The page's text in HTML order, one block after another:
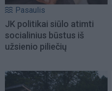
Pasaulis
JK politikai siūlo atimti
socialinius būstus iš
užsienio piliečių